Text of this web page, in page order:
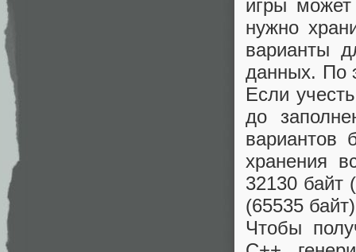
игры
нужно
варианты
данных. По
Если
до
вариантов
хранения
32130 байт
(65535
Чтобы